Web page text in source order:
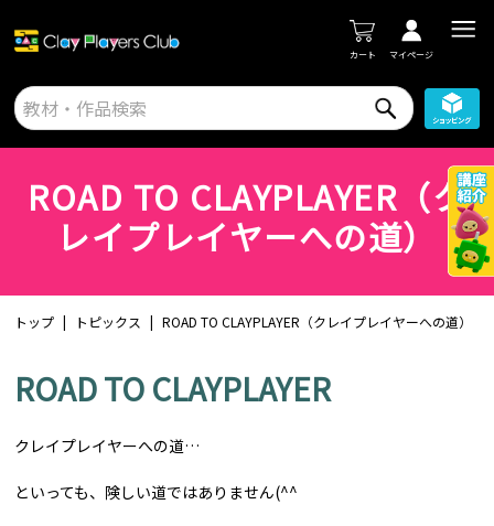
カート マイページ
ROAD TO CLAYPLAYER（ク
レイプレイヤーへの道）
トップ トピックス ROAD TO CLAYPLAYER（クレイプレイヤーへの道）
ROAD TO CLAYPLAYER
クレイプレイヤーへの道…
といっても、険しい道ではありません(^^